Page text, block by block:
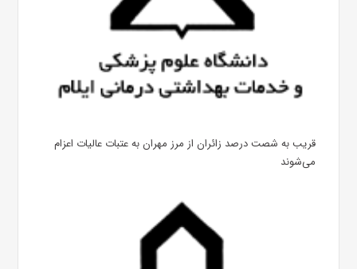
قریب به شصت درصد زائران از مرز مهران به عتبات عالیات اعزام
می‌شوند